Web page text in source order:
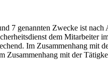
7 genannten Zwecke ist
dem
Im Zusammenhang
Zusammenhang mit der